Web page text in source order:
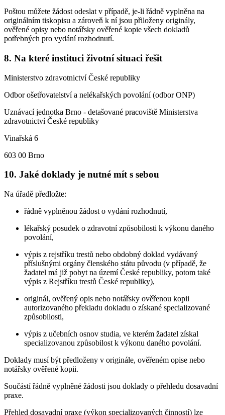
Poštou můžete žádost odeslat v případě, je-li řádně vyplněna na
originálním tiskopisu a zároveň k ní jsou přiloženy originály,
ověřené opisy nebo notářsky ověřené kopie všech dokladů
potřebných pro vydání rozhodnutí.
8. Na které instituci životní situaci řešit
Ministerstvo zdravotnictví České republiky
Odbor ošetřovatelství a nelékařských povolání (odbor ONP)
Uznávací jednotka Brno - detašované pracoviště Ministerstva
zdravotnictví České republiky
Vinařská 6
603 00 Brno
10. Jaké doklady je nutné mít s sebou
Na úřadě předložte:
řádně vyplněnou žádost o vydání rozhodnutí,
lékařský posudek o zdravotní způsobilosti k výkonu daného
povolání,
výpis z rejstříku trestů nebo obdobný doklad vydávaný
příslušnými orgány členského státu původu (v případě, že
žadatel má již pobyt na území České republiky, potom také
výpis z Rejstříku trestů České republiky),
originál, ověřený opis nebo notářsky ověřenou kopii
autorizovaného překladu dokladu o získané specializované
způsobilosti,
výpis z učebních osnov studia, ve kterém žadatel získal
specializovanou způsobilost k výkonu daného povolání.
Doklady musí být předloženy v originále, ověřeném opise nebo
notářsky ověřené kopii.
Součástí řádně vyplněné žádosti jsou doklady o přehledu dosavadní
praxe.
Přehled dosavadní praxe (výkon specializovaných činností) lze